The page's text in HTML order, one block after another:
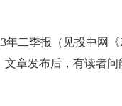
年二季报（见投中网
章发布后，有读者